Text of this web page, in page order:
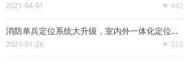
넶 442
2021-04-01
消防单兵定位系统大升级，室内外一体化定位全布局
넶 522
2021-01-26